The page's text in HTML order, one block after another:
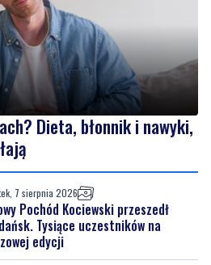
Dieta, błonnik i nawyki,
7 sierpnia 2026
Pochód Kociewski przeszedł
Tysiące uczestników na
edycji